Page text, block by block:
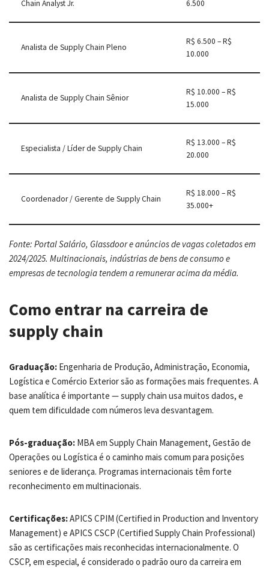
Chain Analyst Jr. 6.500
Analista de Supply Chain Pleno
R$ 6.500 – R$
10.000
Analista de Supply Chain Sênior
R$ 10.000 – R$
15.000
Especialista / Líder de Supply Chain
R$ 13.000 – R$
20.000
Coordenador / Gerente de Supply Chain
R$ 18.000 – R$
35.000+
Fonte: Portal Salário, Glassdoor e anúncios de vagas coletados em
2024/2025. Multinacionais, indústrias de bens de consumo e
empresas de tecnologia tendem a remunerar acima da média.
Como entrar na carreira de
supply chain
Graduação: Engenharia de Produção, Administração, Economia,
Logística e Comércio Exterior são as formações mais frequentes. A
base analítica é importante — supply chain usa muitos dados, e
quem tem dificuldade com números leva desvantagem.
Pós-graduação: MBA em Supply Chain Management, Gestão de
Operações ou Logística é o caminho mais comum para posições
seniores e de liderança. Programas internacionais têm forte
reconhecimento em multinacionais.
Certificações:APICS CPIM (Certified in Production and Inventory
Management) e APICS CSCP (Certified Supply Chain Professional)
são as certificações mais reconhecidas internacionalmente. O
CSCP, em especial, é considerado o padrão ouro da carreira em